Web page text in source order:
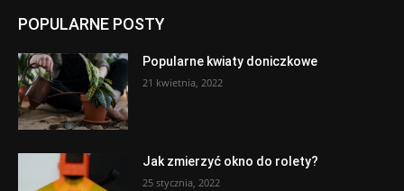
POPULARNE POSTY
Popularne kwiaty doniczkowe
21 kwietnia, 2022
Jak zmierzyć okno do rolety?
25 stycznia, 2022